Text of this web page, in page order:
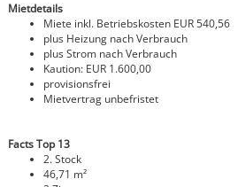
Mietdetails
Miete inkl. Betriebskosten EUR 540,56
plus Heizung nach Verbrauch
plus Strom nach Verbrauch
Kaution:EUR 1.600,00
provisionsfrei
Mietvertrag unbefristet
Facts Top 13
2. Stock
46,71 m²